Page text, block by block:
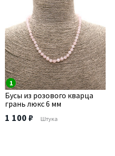
1
Бусы из розового кварца
грань люкс 6 мм
1 100 ₽ Штука